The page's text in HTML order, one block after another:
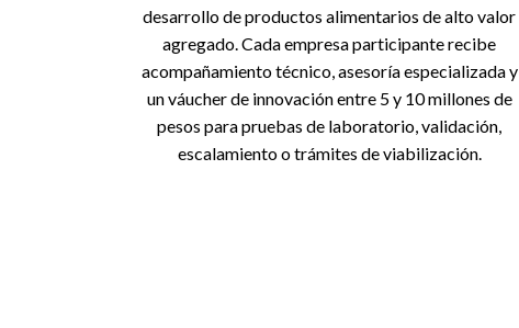
desarrollo de productos alimentarios de alto valor
agregado. Cada empresa participante recibe
acompañamiento técnico, asesoría especializada y
un váucher de innovación entre 5 y 10 millones de
pesos para pruebas de laboratorio, validación,
escalamiento o trámites de viabilización.